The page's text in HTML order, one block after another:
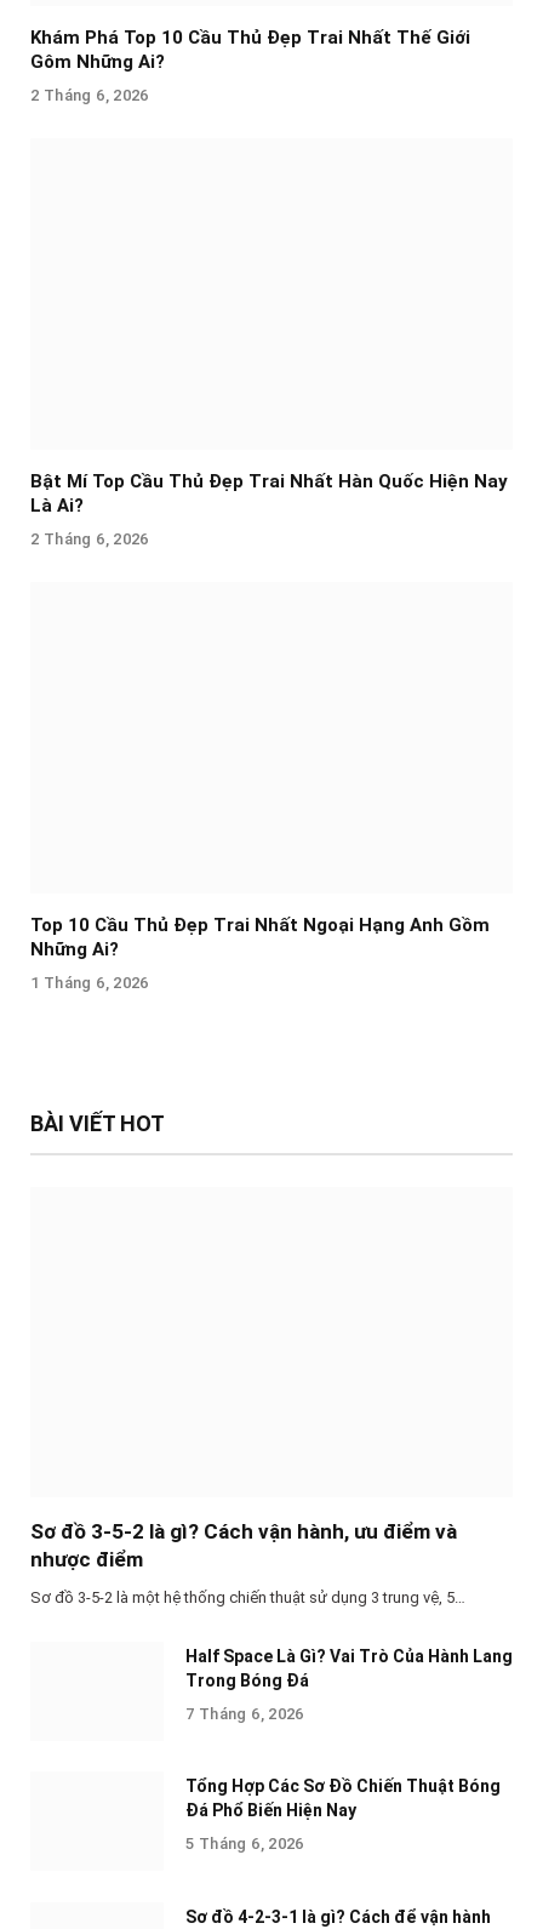
Khám Phá Top 10 Cầu Thủ Đẹp Trai Nhất Thế Giới
Gôm Những Ai?
2 Tháng 6, 2026
Bật Mí Top Cầu Thủ Đẹp Trai Nhất Hàn Quốc Hiện Nay
Là Ai?
2 Tháng 6, 2026
Top 10 Cầu Thủ Đẹp Trai Nhất Ngoại Hạng Anh Gồm
Những Ai?
1 Tháng 6, 2026
BÀI VIẾT HOT
Sơ đồ 3-5-2 là gì? Cách vận hành, ưu điểm và
nhược điểm
Sơ đồ 3-5-2 là một hệ thống chiến thuật sử dụng 3 trung vệ, 5…
Half Space Là Gì? Vai Trò Của Hành Lang
Trong Bóng Đá
7 Tháng 6, 2026
Tổng Hợp Các Sơ Đồ Chiến Thuật Bóng
Đá Phổ Biến Hiện Nay
5 Tháng 6, 2026
Sơ đồ 4-2-3-1 là gì? Cách để vận hành